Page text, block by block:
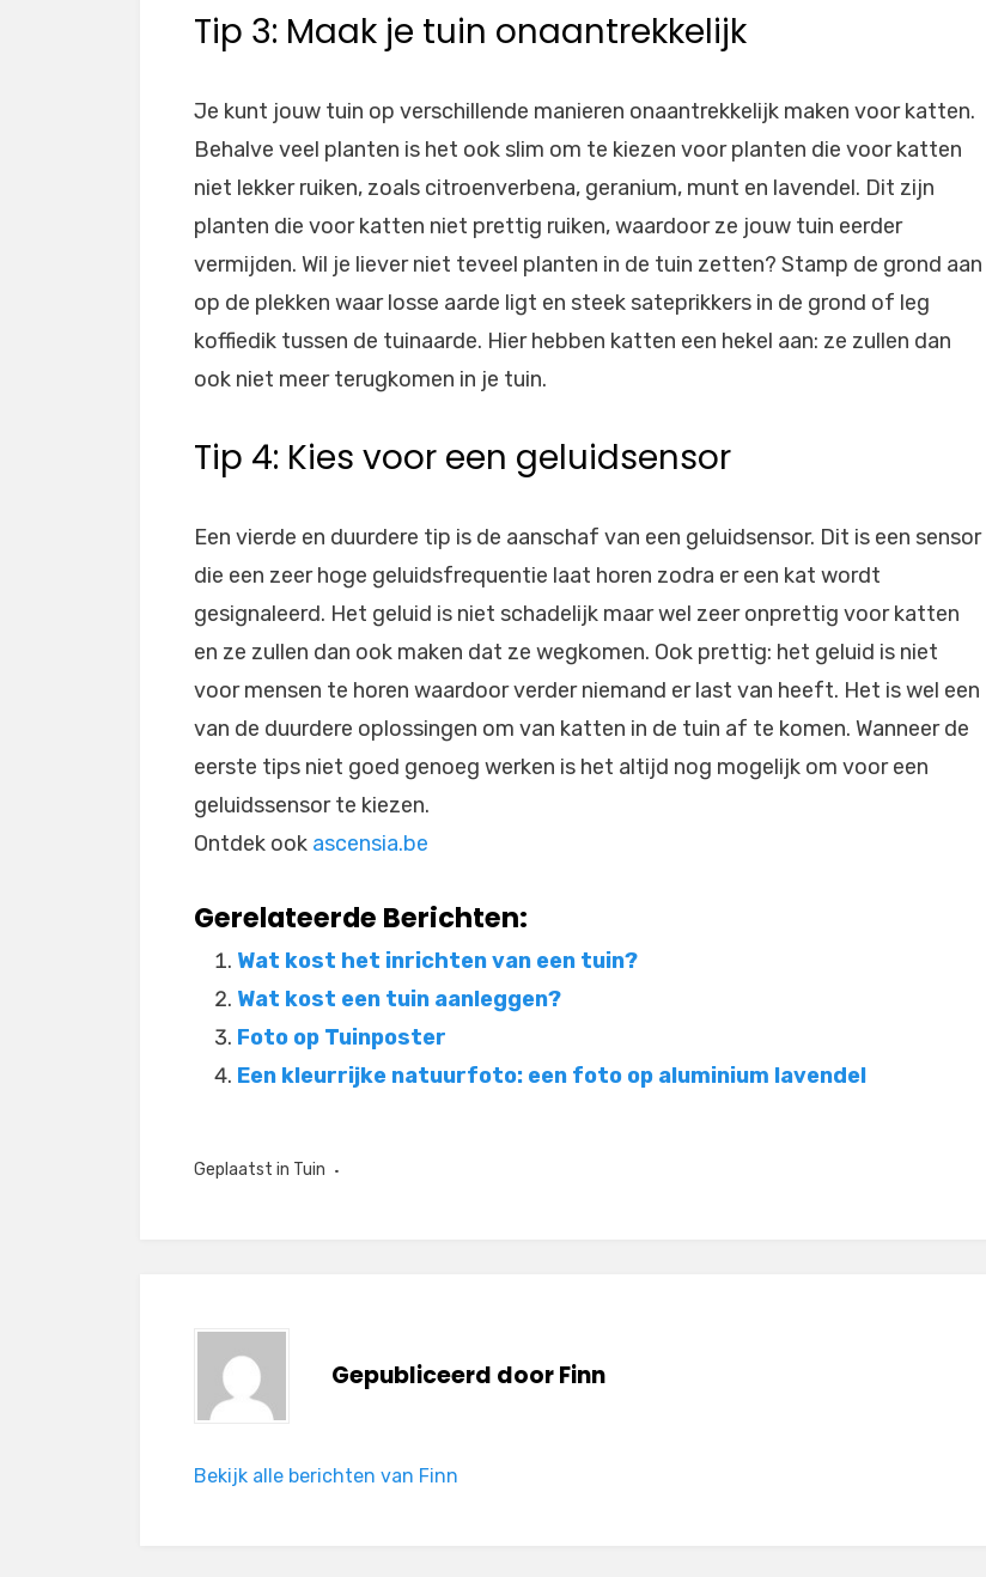
Tip 3: Maak je tuin onaantrekkelijk
Je kunt jouw tuin op verschillende manieren onaantrekkelijk maken voor katten.
Behalve veel planten is het ook slim om te kiezen voor planten die voor katten
niet lekker ruiken, zoals citroenverbena, geranium, munt en lavendel. Dit zijn
planten die voor katten niet prettig ruiken, waardoor ze jouw tuin eerder
vermijden. Wil je liever niet teveel planten in de tuin zetten? Stamp de grond aan
op de plekken waar losse aarde ligt en steek sateprikkers in de grond of leg
koffiedik tussen de tuinaarde. Hier hebben katten een hekel aan: ze zullen dan
ook niet meer terugkomen in je tuin.
Tip 4: Kies voor een geluidsensor
Een vierde en duurdere tip is de aanschaf van een geluidsensor. Dit is een sensor
die een zeer hoge geluidsfrequentie laat horen zodra er een kat wordt
gesignaleerd. Het geluid is niet schadelijk maar wel zeer onprettig voor katten
en ze zullen dan ook maken dat ze wegkomen. Ook prettig: het geluid is niet
voor mensen te horen waardoor verder niemand er last van heeft. Het is wel een
van de duurdere oplossingen om van katten in de tuin af te komen. Wanneer de
eerste tips niet goed genoeg werken is het altijd nog mogelijk om voor een
geluidssensor te kiezen.
Ontdek ook ascensia.be
Gerelateerde Berichten:
Wat kost het inrichten van een tuin?
Wat kost een tuin aanleggen?
Foto op Tuinposter
Een kleurrijke natuurfoto: een foto op aluminium lavendel
Geplaatst in Tuin
Gepubliceerd doorFinn
Bekijk alle berichten van Finn